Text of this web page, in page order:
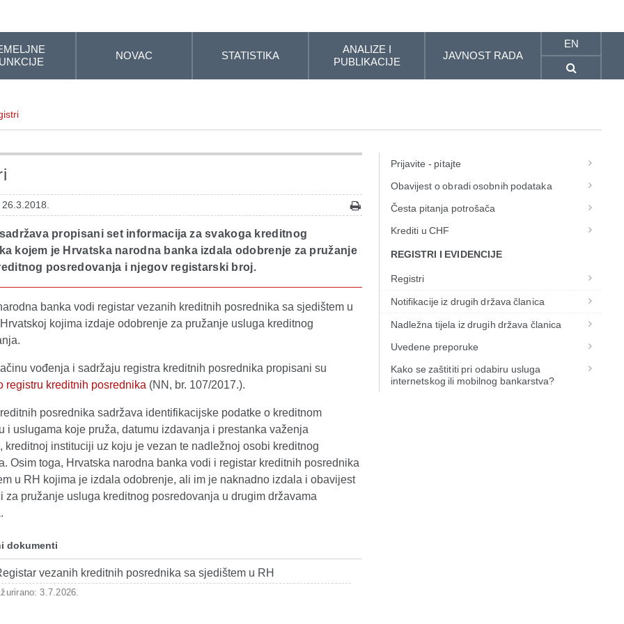
NOVAC STATISTIKA
ANALIZE I
PUBLIKACIJE
JAVNOST RADA
EN
propisani set informacija za svakoga kreditnog
kojem je Hrvatska narodna banka izdala odobrenje za pružanje
posredovanja i njegov registarski broj.
banka vodi registar vezanih kreditnih posrednika sa sjedištem u
kojima izdaje odobrenje za pružanje usluga kreditnog
vođenja i sadržaju registra kreditnih posrednika propisani su
registru kreditnih posrednika (NN, br. 107/2017.).
posrednika sadržava identifikacijske podatke o kreditnom
i uslugama koje pruža, datumu izdavanja i prestanka važenja
kreditnoj instituciji uz koju je vezan te nadležnoj osobi kreditnog
Osim toga, Hrvatska narodna banka vodi i registar kreditnih posrednika
u RH kojima je izdala odobrenje, ali im je naknadno izdala i obavijest
za pružanje usluga kreditnog posredovanja u drugim državama
dokumenti
vezanih kreditnih posrednika sa sjedištem u RH
3.7.2026.
Prijavite - pitajte
Obavijest o obradi osobnih podataka
Česta pitanja potrošača
Krediti u CHF
REGISTRI I EVIDENCIJE
Registri
Notifikacije iz drugih država članica
Nadležna tijela iz drugih država članica
Uvedene preporuke
Kako se zaštititi pri odabiru usluga
internetskog ili mobilnog bankarstva?